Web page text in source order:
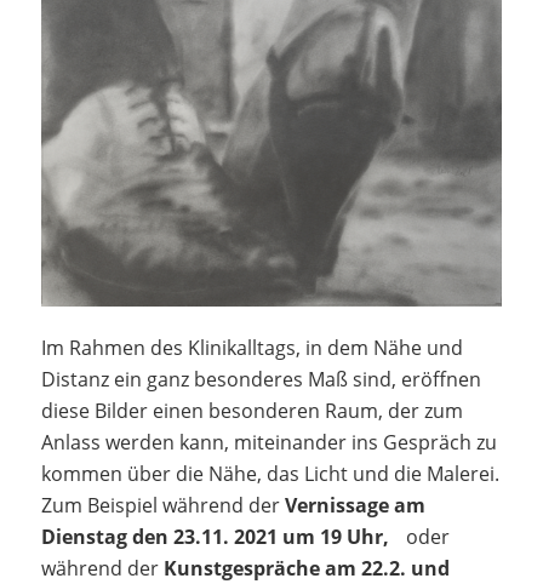
Im Rahmen des Klinikalltags, in dem Nähe und
Distanz ein ganz besonderes Maß sind, eröffnen
diese Bilder einen besonderen Raum, der zum
Anlass werden kann, miteinander ins Gespräch zu
kommen über die Nähe, das Licht und die Malerei.
Zum Beispiel während derVernissage am
Dienstag den 23.11. 2021 um 19 Uhr, oder
während der Kunstgespräche am 22.2. und